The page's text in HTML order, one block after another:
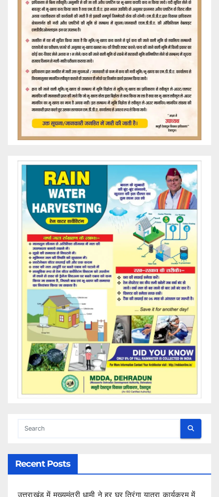
Recent Posts
उत्तराखंड में मुख्यमंत्री धामी ने हर घर तिरंगा यात्रा कार्यक्रम में